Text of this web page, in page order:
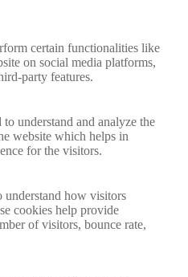
certain functionalities like
on social media platforms,
party features.
understand and analyze the
website which helps in
for the visitors.
understand how visitors
cookies help provide
of visitors, bounce rate,